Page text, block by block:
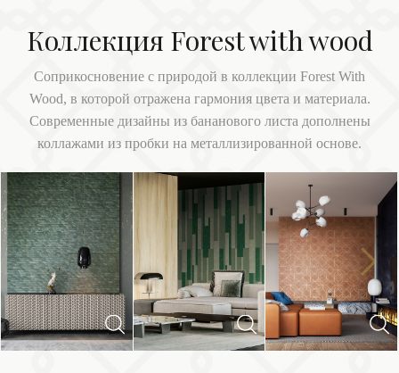
Коллекция Forest with wood
Соприкосновение с природой в коллекции Forest With
Wood, в которой отражена гармония цвета и материала.
Современные дизайны из бананового листа дополнены
коллажами из пробки на металлизированной основе.
Previous
Next